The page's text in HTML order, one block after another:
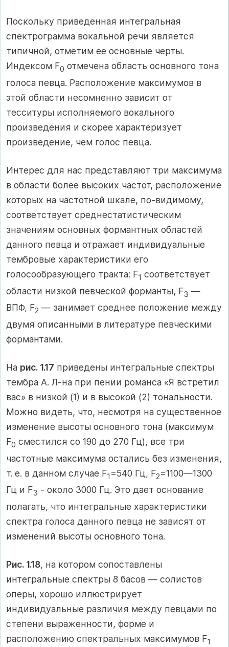
Поскольку приведенная интегральная
спектрограмма вокальной речи является
типичной, отметим ее основные черты.
Индексом F0 отмечена область основного тона
голоcа певца. Расположение максимумов в
этой области несомненно зависит от
тесситуры исполняемого вокального
произведения и скорее характеризует
произведение, чем голос певца.
Интерес для нас представляют три максимума
в области более высоких частот, расположение
которых на частотной шкале, по-видимому,
соответствует среднестатистическим
значениям основных формантных областей
данного певца и отражает индивидуальные
тембровые характеристики его
голосообразующего тракта: F1 соответствует
области низкой певческой форманты, F3 —
ВПФ, F2 — занимает среднее положение между
двумя описанными в литературе певческими
формантами.
На рис. 1.17 приведены интегральные спектры
тембра А. Л-на при пении романса «Я встретил
вас» в низкой (1) и в высокой (2) тональности.
Можно видеть, что, несмотря на существенное
изменение высоты основного тона (максимум
F0 сместился со 190 до 270 Гц), все три
частотные максимума остались без изменения,
т. е. в данном случае F1 =540 Гц, F2=1100—1300
Гц и F3 - около 3000 Гц. Это дает основание
полагать, что интегральные характеристики
спектра голоса данного певца не зависят от
изменений высоты основного тона.
Рис. 1.18, на котором сопоставлены
интегральные спектры 8 басов — солистов
оперы, хорошо иллюстрирует
индивидуальные различия между певцами по
степени выраженности, форме и
расположению спектральных максимумов F1